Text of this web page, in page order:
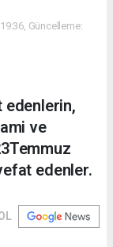
Güncelleme:
edenlerin,
ve
edenler.